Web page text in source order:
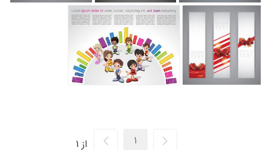
از 1